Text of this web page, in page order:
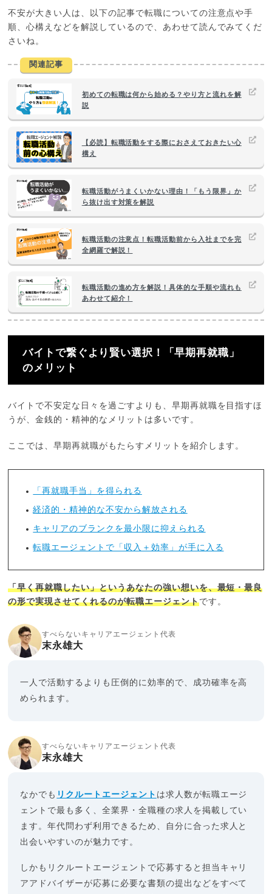
不安が大きい人は、以下の記事で転職についての注意点や手
順、心構えなどを解説しているので、あわせて読んでみてくだ
さいね。
関連記事
初めての転職は何から始める？やり方と流れを解
説
【必読】転職活動をする際におさえておきたい心
構え
転職活動がうまくいかない理由！「もう限界」か
ら抜け出す対策を解説
転職活動の注意点！転職活動前から入社までを完
全網羅で解説！
転職活動の進め方を解説！具体的な手順や流れも
あわせて紹介！
バイトで繋ぐより賢い選択！「早期再就職」
のメリット
バイトで不安定な日々を過ごすよりも、早期再就職を目指すほ
うが、金銭的・精神的なメリットは多いです。
ここでは、早期再就職がもたらすメリットを紹介します。
「再就職手当」を得られる
経済的・精神的な不安から解放される
キャリアのブランクを最小限に抑えられる
転職エージェントで「収入＋効率」が手に入る
「早く再就職したい」というあなたの強い想いを、最短・最良
の形で実現させてくれるのが転職エージェントです。
すべらないキャリアエージェント代表
末永雄大
一人で活動するよりも圧倒的に効率的で、成功確率を高
められます。
すべらないキャリアエージェント代表
末永雄大
なかでも リクルートエージェント は求人数が転職エージ
ェントで最も多く、全業界・全職種の求人を掲載してい
ます。年代問わず利用できるため、自分に合った求人と
出会いやすいのが魅力です。
しかもリクルートエージェントで応募すると担当キャリ
アアドバイザーが応募に必要な書類の提出などをすべて